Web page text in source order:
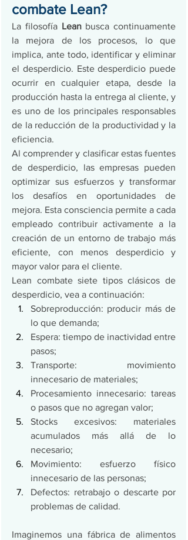
combate Lean?
La filosofía Lean busca continuamente
la mejora de los procesos, lo que
implica, ante todo, identificar y eliminar
el desperdicio. Este desperdicio puede
ocurrir en cualquier etapa, desde la
producción hasta la entrega al cliente, y
es uno de los principales responsables
de la reducción de la productividad y la
eficiencia.
Al comprender y clasificar estas fuentes
de desperdicio, las empresas pueden
optimizar sus esfuerzos y transformar
los desafíos en oportunidades de
mejora. Esta consciencia permite a cada
empleado contribuir activamente a la
creación de un entorno de trabajo más
eficiente, con menos desperdicio y
mayor valor para el cliente.
Lean combate siete tipos clásicos de
desperdicio, vea a continuación:
Sobreproducción: producir más de
lo que demanda;
Espera: tiempo de inactividad entre
pasos;
Transporte: movimiento
innecesario de materiales;
Procesamiento innecesario: tareas
o pasos que no agregan valor;
Stocks excesivos: materiales
acumulados más allá de lo
necesario;
Movimiento: esfuerzo físico
innecesario de las personas;
Defectos: retrabajo o descarte por
problemas de calidad.
Imaginemos una fábrica de alimentos